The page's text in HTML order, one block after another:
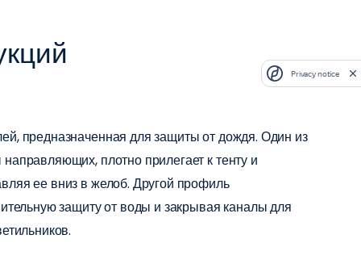
предназначенная для защиты от дождя. Один из
плотно прилегает к тенту и
ее вниз в желоб. Другой профиль
защиту от воды и закрывая каналы для
Privacy notice